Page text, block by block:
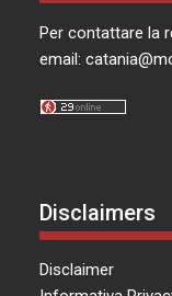
Per contattare la
email:
Disclaimers
Disclaimer